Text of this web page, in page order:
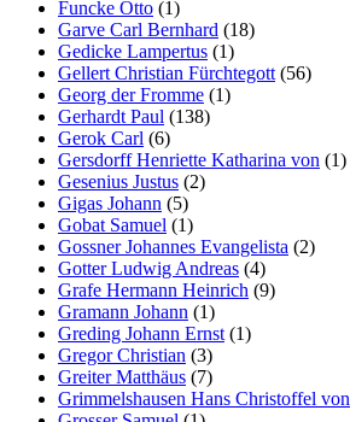
Funcke Otto (1)
Garve Carl Bernhard (18)
Gedicke Lampertus (1)
Gellert Christian Fürchtegott (56)
Georg der Fromme (1)
Gerhardt Paul (138)
Gerok Carl (6)
Gersdorff Henriette Katharina von (1)
Gesenius Justus (2)
Gigas Johann (5)
Gobat Samuel (1)
Gossner Johannes Evangelista (2)
Gotter Ludwig Andreas (4)
Grafe Hermann Heinrich (9)
Gramann Johann (1)
Greding Johann Ernst (1)
Gregor Christian (3)
Greiter Matthäus (7)
Grimmelshausen Hans Christoffel von